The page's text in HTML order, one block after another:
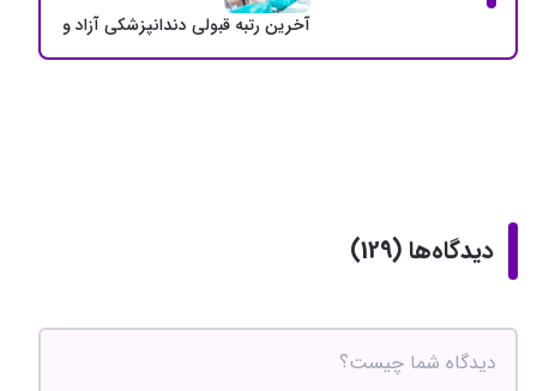
آخرین رتبه قبولی دندانپزشکی آزاد و دولتی +
دیدگاه‌ها (129)